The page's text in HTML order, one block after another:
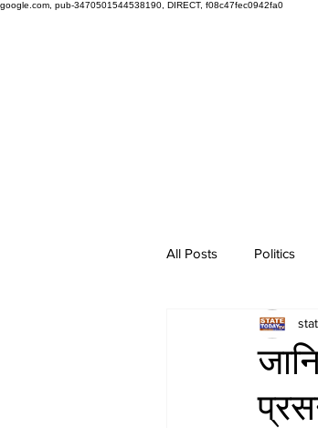
google.com, pub-3470501544538190, DIRECT, f08c47fec0942fa0
All Posts Politics